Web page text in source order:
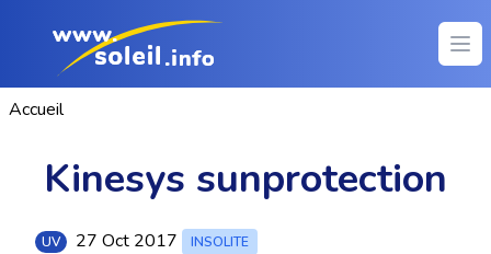
Accueil
Kinesys sunprotection
UV 27 Oct 2017 INSOLITE